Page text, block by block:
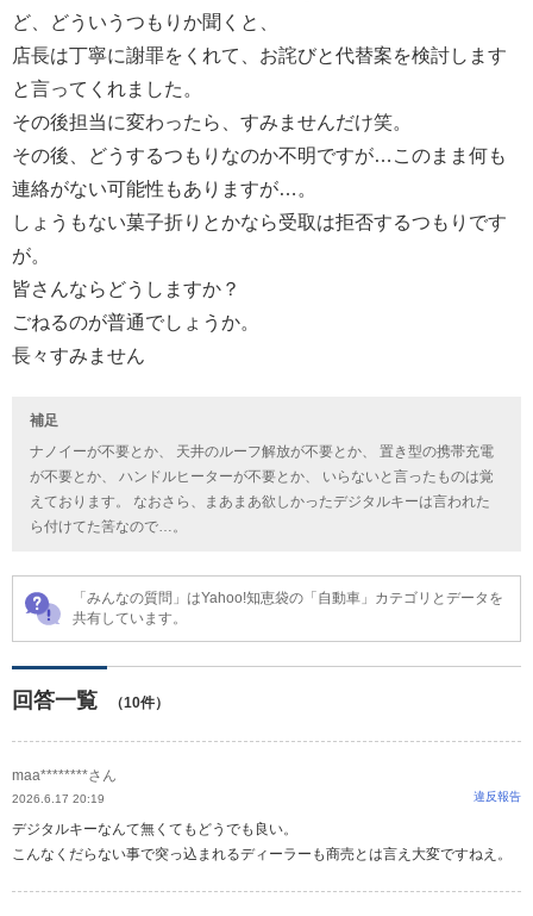
ど、どういうつもりか聞くと、
店長は丁寧に謝罪をくれて、お詫びと代替案を検討します
と言ってくれました。
その後担当に変わったら、すみませんだけ笑。
その後、どうするつもりなのか不明ですが…このまま何も
連絡がない可能性もありますが…。
しょうもない菓子折りとかなら受取は拒否するつもりです
が。
皆さんならどうしますか？
ごねるのが普通でしょうか。
長々すみません
補足
ナノイーが不要とか、 天井のルーフ解放が不要とか、 置き型の携帯充電
が不要とか、 ハンドルヒーターが不要とか、 いらないと言ったものは覚
えております。 なおさら、まあまあ欲しかったデジタルキーは言われた
ら付けてた筈なので…。
「みんなの質問」はYahoo!知恵袋の「自動車」カテゴリとデータを
共有しています。
回答一覧 （10件）
maa********さん
2026.6.17 20:19 違反報告
デジタルキーなんて無くてもどうでも良い。
こんなくだらない事で突っ込まれるディーラーも商売とは言え大変ですねえ。